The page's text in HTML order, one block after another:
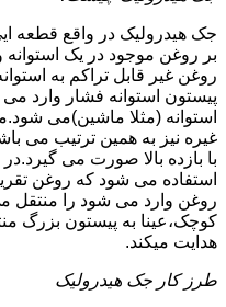
جک هیدرولیک در واقع قطعه
بر روغن موجود در یک
روغن غیر قابل تراکم به
پیستون استوانه فشار وارد
استوانه (مثلا ماشین)می
غیره نیز به همین ترتیب می
با بازده بالا صورت می
استفاده می شود که روغن
روغن وارد می شود را منتقل
کوچک،عینا به پیستون بزرگ
هدایت میکند.
طرز کار جک هیدرولیک